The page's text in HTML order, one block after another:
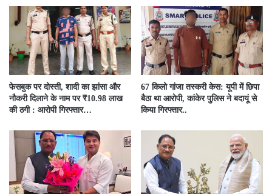
फेसबुक पर दोस्ती, शादी का झांसा और
नौकरी दिलाने के नाम पर ₹10.98 लाख
की ठगी : आरोपी गिरफ्तार…
67 किलो गांजा तस्करी केस: यूपी में छिपा
बैठा था आरोपी, कांकेर पुलिस ने बदायूं से
किया गिरफ्तार..